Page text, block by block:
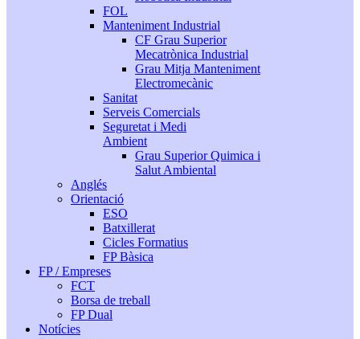
FOL
Manteniment Industrial
CF Grau Superior
Mecatrònica Industrial
Grau Mitja Manteniment
Electromecànic
Sanitat
Serveis Comercials
Seguretat i Medi
Ambient
Grau Superior Quimica i
Salut Ambiental
Anglés
Orientació
ESO
Batxillerat
Cicles Formatius
FP Bàsica
FP / Empreses
FCT
Borsa de treball
FP Dual
Notícies